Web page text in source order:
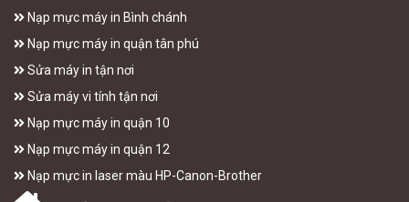
Nạp mực máy in Bình chánh
Nạp mực máy in quận tân phú
Sửa máy in tận nơi
Sửa máy vi tính tận nơi
Nạp mực máy in quận 10
Nạp mực máy in quận 12
Nạp mực in laser màu HP-Canon-Brother